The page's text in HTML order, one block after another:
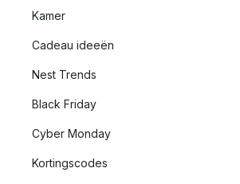
Kamer
Cadeau ideeën
Nest Trends
Black Friday
Cyber Monday
Kortingscodes